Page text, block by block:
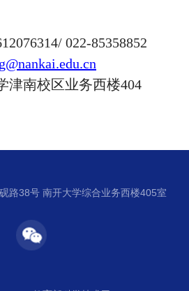
022-85358852
津南校区业务西楼404
路38号 南开大学综合业务西楼405室